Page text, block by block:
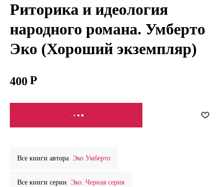
Риторика и идеология
народного романа. Умберто
Эко (Хороший экземпляр)
400
СООБЩИТЬ О ПОСТУПЛЕНИИ
Все книги автора Эко Умберто
Все книги серии Эко. Черная серия